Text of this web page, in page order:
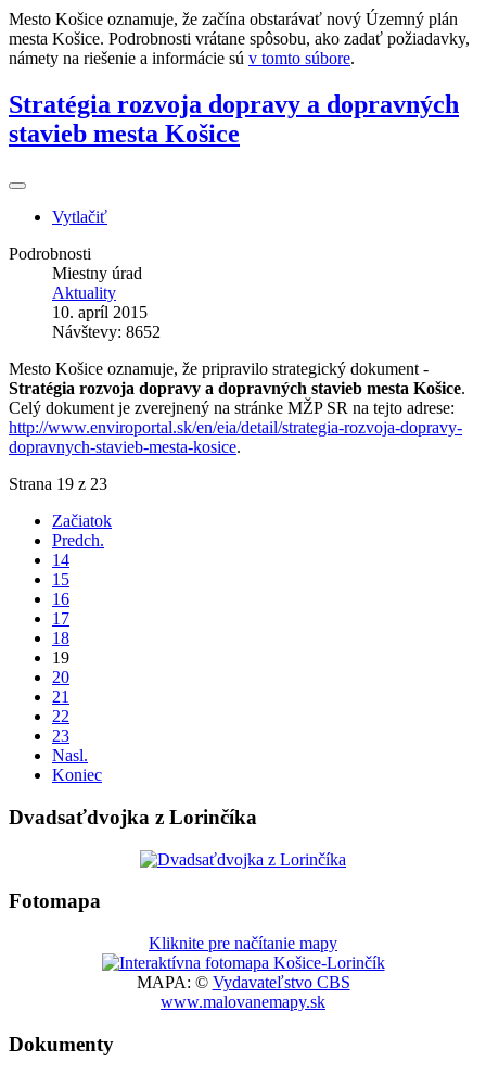
Mesto Košice oznamuje, že začína obstarávať nový Územný plán
mesta Košice. Podrobnosti vrátane spôsobu, ako zadať požiadavky,
námety na riešenie a informácie sú v tomto súbore.
Stratégia rozvoja dopravy a dopravných
stavieb mesta Košice
Vytlačiť
Podrobnosti
Miestny úrad
Aktuality
10. apríl 2015
Návštevy: 8652
Mesto Košice oznamuje, že pripravilo strategický dokument -
Stratégia rozvoja dopravy a dopravných stavieb mesta Košice.
Celý dokument je zverejnený na stránke MŽP SR na tejto adrese:
http://www.enviroportal.sk/en/eia/detail/strategia-rozvoja-dopravy-
dopravnych-stavieb-mesta-kosice.
Strana 19 z 23
Začiatok
Predch.
14
15
16
17
18
19
20
21
22
23
Nasl.
Koniec
Dvadsaťdvojka z Lorinčíka
Fotomapa
Kliknite pre načítanie mapy
MAPA: © Vydavateľstvo CBS
www.malovanemapy.sk
Dokumenty